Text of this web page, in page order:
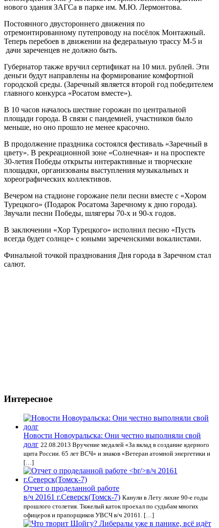
нового здания ЗАГСа в парке им. М.Ю. Лермонтова.
Постоянного двустороннего движения по
отремонтированному путепроводу на посёлок Монтажный.
Теперь перебоев в движении на федеральную трассу М-5 и
дачи зареченцев не должно быть.
Губернатор также вручил сертификат на 10 мил. рублей. Эти
деньги будут направлены на формирование комфортной
городской среды. (Заречный является второй год победителем
главного конкурса «Росатом вместе»).
В 10 часов началось шествие горожан по центральной
площади города. В связи с пандемией, участников было
меньше, но оно прошло не менее красочно.
В продолжение праздника состоялся фестиваль «Заречный в
цвету». В рекреационной зоне «Солнечная» и на проспекте
30-летия Победы открыты интерактивные и творческие
площадки, организованы выступления музыкальных и
хореографических коллективов.
Вечером на стадионе горожане пели песни вместе с «Хором
Турецкого» (Подарок Росатома Заречному к дню города).
Звучали песни Победы, шлягеры 70-х и 90-х годов.
В заключении «Хор Турецкого» исполнил песню «Пусть
всегда будет солнце» с юными зареченскими вокалистами.
Финальной точкой празднования Дня города в Заречном стал
салют.
Интересное
Новости Новоуральска: Они честно выполняли свой
долг 22.08.2013 Вручение медалей «За вклад в создание ядерного
щита России. 65 лет ВСЧ» и знаков «Ветеран атомной энергетики и
[…]
Отчет о проделанной работе
в/ч 20161 г.Северск(Томск-7) Канули в Лету лихие 90-е годы
прошлого столетия. Тяжелый каток проехал по судьбам многих
офицеров и прапорщиков УВСЧ в/ч 20161. […]